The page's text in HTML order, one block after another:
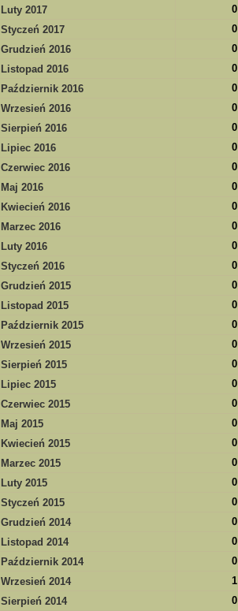
Luty 2017
0
Styczeń 2017
0
Grudzień 2016
0
Listopad 2016
0
Październik 2016
0
Wrzesień 2016
0
Sierpień 2016
0
Lipiec 2016
0
Czerwiec 2016
0
Maj 2016
0
Kwiecień 2016
0
Marzec 2016
0
Luty 2016
0
Styczeń 2016
0
Grudzień 2015
0
Listopad 2015
0
Październik 2015
0
Wrzesień 2015
0
Sierpień 2015
0
Lipiec 2015
0
Czerwiec 2015
0
Maj 2015
0
Kwiecień 2015
0
Marzec 2015
0
Luty 2015
0
Styczeń 2015
0
Grudzień 2014
0
Listopad 2014
0
Październik 2014
0
Wrzesień 2014
1
Sierpień 2014
0